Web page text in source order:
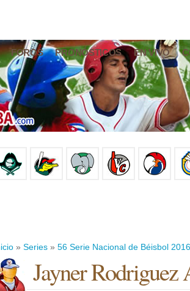
FOROS PRONÓSTICOS EN VIVO
» Series » 56 Serie Nacional de Béisbol
Jayner Rodriguez